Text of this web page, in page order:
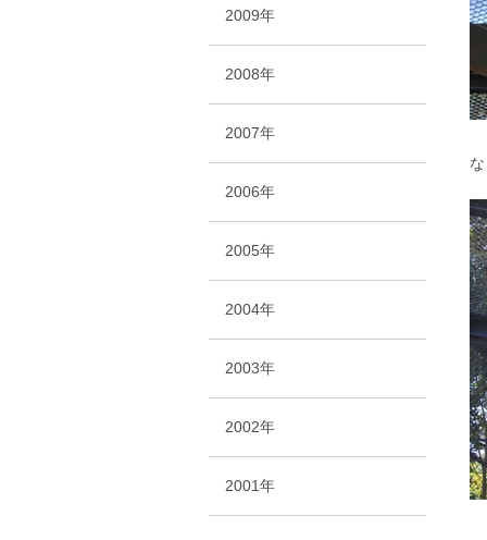
2009年
2008年
2007年
2006年
2005年
2004年
2003年
2002年
2001年